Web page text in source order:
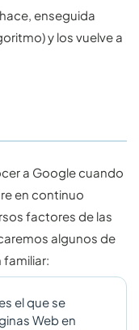
enseguida
y los vuelve a
a Google cuando
en continuo
factores de las
algunos de
el que se
Web en